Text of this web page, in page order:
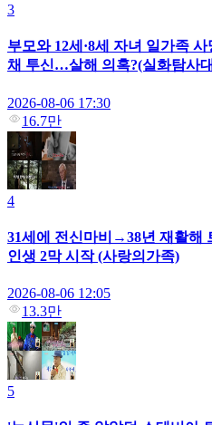
3
부모와 12세·8세 자녀 일가족
채 투신…살해 의혹?(실화탐사
2026-08-06 17:30
16.7만
4
31세에 전신마비→38년 재활해
인생 2막 시작 (사랑의가족)
2026-08-06 12:05
13.3만
5